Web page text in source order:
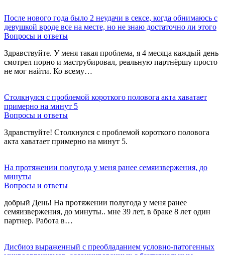
После нового года было 2 неудачи в сексе, когда обнимаюсь с
девушкой вроде все на месте, но не знаю достаточно ли этого
Вопросы и ответы
Здравствуйте. У меня такая проблема, я 4 месяца каждый день
смотрел порно и маструбировал, реальную партнёршу просто
не мог найти. Ко всему…
Столкнулся с проблемой короткого половога акта хаватает
примерно на минут 5
Вопросы и ответы
Здравствуйте! Столкнулся с проблемой короткого половога
акта хаватает примерно на минут 5.
На протяжении полугода у меня ранее семяизвержения, до
минуты
Вопросы и ответы
добрый День! На протяжении полугода у меня ранее
семяизвержения, до минуты.. мне 39 лет, в браке 8 лет один
партнер. Работа в…
Дисбиоз выраженный с преобладанием условно-патогенных